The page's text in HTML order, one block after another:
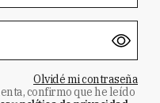
Olvidé mi contraseña
confirmo que he leído